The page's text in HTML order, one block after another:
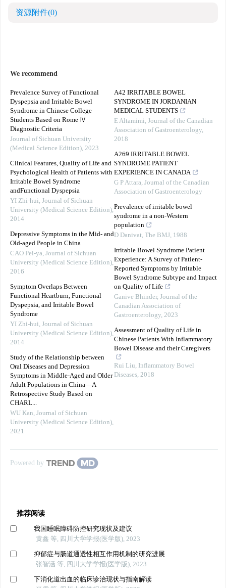
资源附件(0)
We recommend
Prevalence Survey of Functional
Dyspepsia and Irritable Bowel
Syndrome in Chinese College
Students Based on Rome Ⅳ
Diagnostic Criteria
Journal of Sichuan University
(Medical Science Edition), 2023
Clinical Features, Quality of Life and
Psychological Health of Patients with
Irritable Bowel Syndrome
andFunctional Dyspepsia
YI Zhi-hui, Journal of Sichuan
University (Medical Science Edition),
2014
Depressive Symptoms in the Mid- and
Old-aged People in China
CAO Pei-ya, Journal of Sichuan
University (Medical Science Edition),
2016
Symptom Overlaps Between
Functional Heartburn, Functional
Dyspepsia, and Irritable Bowel
Syndrome
YI Zhi-hui, Journal of Sichuan
University (Medical Science Edition),
2014
Study of the Relationship between
Oral Diseases and Depression
Symptoms in Middle-Aged and Older
Adult Populations in China—A
Retrospective Study Based on
CHARL...
WU Kan, Journal of Sichuan
University (Medical Science Edition),
2021
A42 IRRITABLE BOWEL
SYNDROME IN JORDANIAN
MEDICAL STUDENTS
E Altamimi, Journal of the Canadian
Association of Gastroenterology,
2018
A269 IRRITABLE BOWEL
SYNDROME PATIENT
EXPERIENCE IN CANADA
G P Attara, Journal of the Canadian
Association of Gastroenterology
Prevalence of irritable bowel
syndrome in a non-Western
population
D Danivat, The BMJ, 1988
Irritable Bowel Syndrome Patient
Experience: A Survey of Patient-
Reported Symptoms by Irritable
Bowel Syndrome Subtype and Impact
on Quality of Life
Ganive Bhinder, Journal of the
Canadian Association of
Gastroenterology, 2023
Assessment of Quality of Life in
Chinese Patients With Inflammatory
Bowel Disease and their Caregivers
Rui Liu, Inflammatory Bowel
Diseases, 2018
Powered by
推荐阅读
我国睡眠障碍防控研究现状及建议
黄鑫 等, 四川大学学报(医学版), 2023
抑郁症与肠道通透性相互作用机制的研究进展
张智涵 等, 四川大学学报(医学版), 2023
下消化道出血的临床诊治现状与指南解读